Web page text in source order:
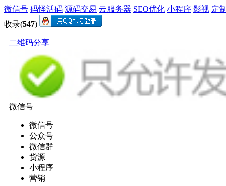
微信号 码怪活码 源码交易 云服务器 SEO优化 小程序 影视 定
收录(547)
二维码分享
微信号
微信号
公众号
微信群
货源
小程序
营销